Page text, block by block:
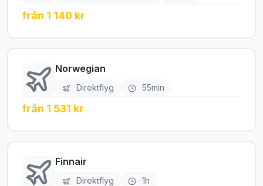
från 1 140 kr
Norwegian
Direktflyg 55min
från 1 531 kr
Finnair
Direktflyg 1h